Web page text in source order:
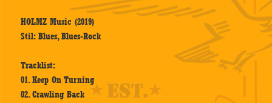
HOLMZ Music (2019)
Stil: Blues, Blues-Rock
Tracklist:
01. Keep On Turning
02. Crawling Back